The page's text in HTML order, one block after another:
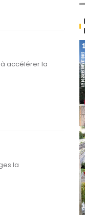
accélérer la
la